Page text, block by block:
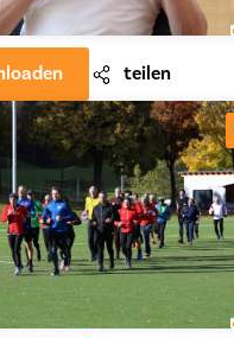
teilen